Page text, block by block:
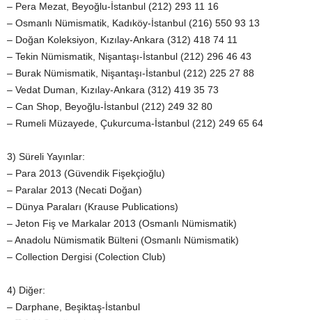
– Pera Mezat, Beyoğlu-İstanbul (212) 293 11 16
– Osmanlı Nümismatik, Kadıköy-İstanbul (216) 550 93 13
– Doğan Koleksiyon, Kızılay-Ankara (312) 418 74 11
– Tekin Nümismatik, Nişantaşı-İstanbul (212) 296 46 43
– Burak Nümismatik, Nişantaşı-İstanbul (212) 225 27 88
– Vedat Duman, Kızılay-Ankara (312) 419 35 73
– Can Shop, Beyoğlu-İstanbul (212) 249 32 80
– Rumeli Müzayede, Çukurcuma-İstanbul (212) 249 65 64
3) Süreli Yayınlar:
– Para 2013 (Güvendik Fişekçioğlu)
– Paralar 2013 (Necati Doğan)
– Dünya Paraları (Krause Publications)
– Jeton Fiş ve Markalar 2013 (Osmanlı Nümismatik)
– Anadolu Nümismatik Bülteni (Osmanlı Nümismatik)
– Collection Dergisi (Colection Club)
4) Diğer:
– Darphane, Beşiktaş-İstanbul